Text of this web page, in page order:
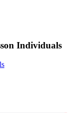
Individuals